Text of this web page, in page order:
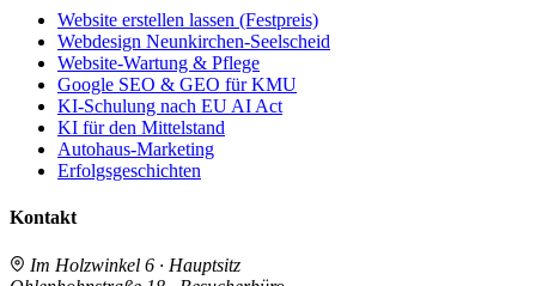
besserimweb.de
Standorte & Themen
Website erstellen lassen (Festpreis)
Webdesign Neunkirchen-Seelscheid
Website-Wartung & Pflege
Google SEO & GEO für KMU
KI für den Mittelstand
Erfolgsgeschichten